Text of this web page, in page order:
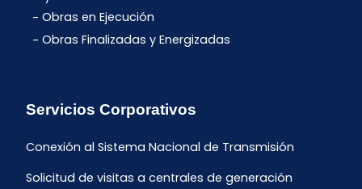
Obras en Ejecución
Obras Finalizadas y Energizadas
Servicios Corporativos
Conexión al Sistema Nacional de Transmisión
Solicitud de visitas a centrales de generación